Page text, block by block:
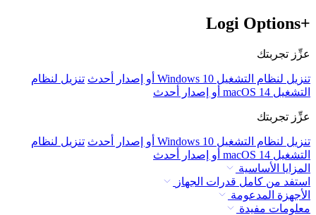
Logi Options+‎‏
عزِّز تجربتك
تنزيل لنظام التشغيل Windows 10 أو إصدار أحدث
تنزيل لنظام
التشغيل macOS 14 أو إصدار أحدث
عزِّز تجربتك
تنزيل لنظام التشغيل Windows 10 أو إصدار أحدث
تنزيل لنظام
التشغيل macOS 14 أو إصدار أحدث
المزايا الأساسية
استفد من كامل قدرات الجهاز
الأجهزة المدعومة
معلومات مفيدة